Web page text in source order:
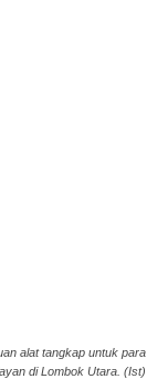
alat tangkap untuk para
di Lombok Utara. (Ist)